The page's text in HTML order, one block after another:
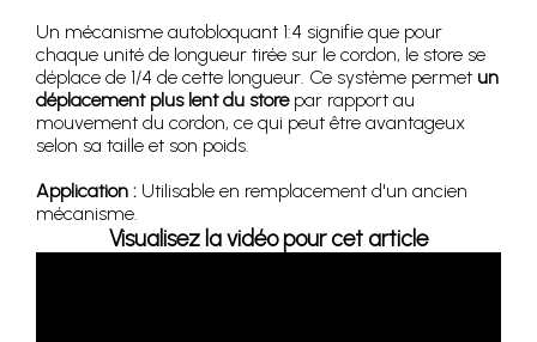
Un mécanisme autobloquant 1:4 signifie que pour
chaque unité de longueur tirée sur le cordon, le store se
déplace de 1/4 de cette longueur. Ce système permet un
déplacement plus lent du store par rapport au
mouvement du cordon, ce qui peut être avantageux
selon sa taille et son poids.
Application : Utilisable en remplacement d'un ancien
mécanisme.
Visualisez la vidéo pour cet article